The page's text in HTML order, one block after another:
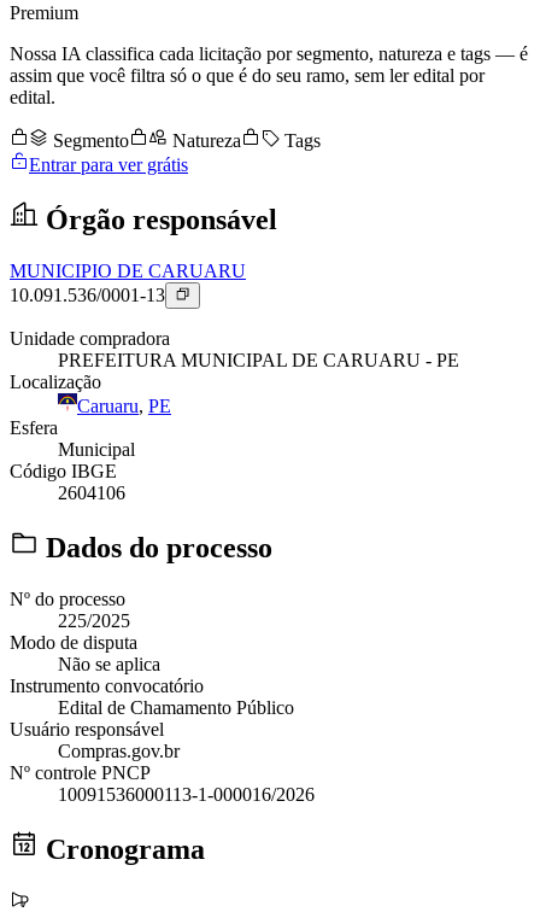
Premium
Nossa IA classifica cada licitação por segmento, natureza e tags — é
assim que você filtra só o que é do seu ramo, sem ler edital por
edital.
Segmento Natureza
Tags
Entrar para ver grátis
Órgão responsável
MUNICIPIO DE CARUARU
10.091.536/0001-13
Unidade compradora
PREFEITURA MUNICIPAL DE CARUARU - PE
Localização
Caruaru, PE
Esfera
Municipal
Código IBGE
2604106
Dados do processo
Nº do processo
225/2025
Modo de disputa
Não se aplica
Instrumento convocatório
Edital de Chamamento Público
Usuário responsável
Compras.gov.br
Nº controle PNCP
10091536000113-1-000016/2026
Cronograma